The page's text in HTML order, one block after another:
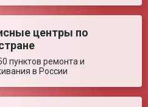
мм
над унитазом; Съёмно-
крышка; Регулируемая высота
отзывцентры по
пунктов ремонта и
в России